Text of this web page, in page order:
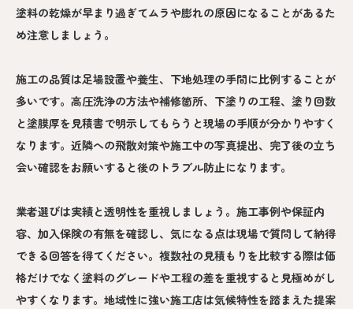
塗料の乾燥が早まり過ぎてムラや膨れの原因になることがあるた
め注意しましょう。
施工の品質は足場設置や養生、下地処理の手間に比例することが
多いです。高圧洗浄の方法や補修箇所、下塗りの工程、塗り回数
と塗膜厚を見積書で明示してもらうと現場の手順が分かりやすく
なります。近隣への飛散対策や施工中の写真提出、完了後の立ち
会い確認をお願いすると後のトラブル防止になります。
業者選びは実績と透明性を重視しましょう。施工事例や保証内
容、加入保険の有無を確認し、気になる点は現場で質問して納得
できる回答を得てください。複数社の見積もりを比較する際は価
格だけでなく塗料のグレードや工程の差を重視すると見極めがし
やすくなります。地域性に強い施工店は気候特性を踏まえた提案